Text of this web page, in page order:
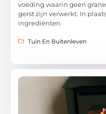
voeding waarin geen
gerst zijn verwerkt. In
ingrediënten
Tuin En Buitenleven